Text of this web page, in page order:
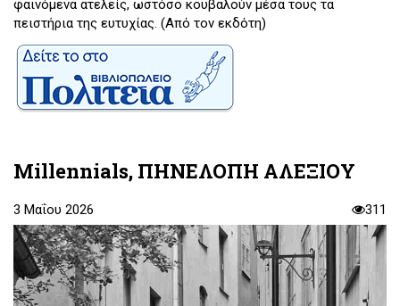
φαινόμενα ατελείς, ωστόσο κουβαλούν μέσα τους τα
πειστήρια της ευτυχίας. (Από τον εκδότη)
Millennials, ΠΗΝΕΛΟΠΗ ΑΛΕΞΙΟΥ
3 Μαΐου 2026 311